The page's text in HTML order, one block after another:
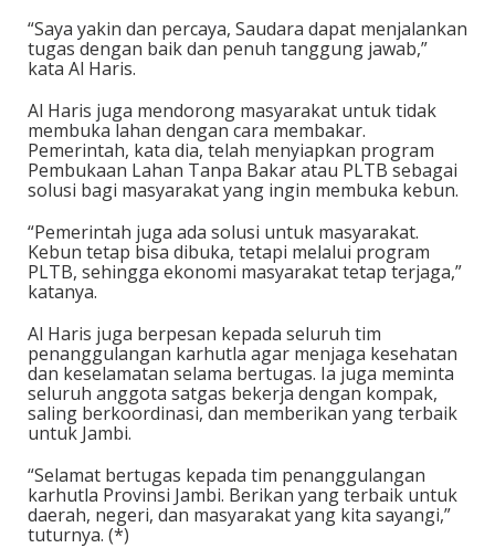
“Saya yakin dan percaya, Saudara dapat menjalankan
tugas dengan baik dan penuh tanggung jawab,”
kata Al Haris.
Al Haris juga mendorong masyarakat untuk tidak
membuka lahan dengan cara membakar.
Pemerintah, kata dia, telah menyiapkan program
Pembukaan Lahan Tanpa Bakar atau PLTB sebagai
solusi bagi masyarakat yang ingin membuka kebun.
“Pemerintah juga ada solusi untuk masyarakat.
Kebun tetap bisa dibuka, tetapi melalui program
PLTB, sehingga ekonomi masyarakat tetap terjaga,”
katanya.
Al Haris juga berpesan kepada seluruh tim
penanggulangan karhutla agar menjaga kesehatan
dan keselamatan selama bertugas. Ia juga meminta
seluruh anggota satgas bekerja dengan kompak,
saling berkoordinasi, dan memberikan yang terbaik
untuk Jambi.
“Selamat bertugas kepada tim penanggulangan
karhutla Provinsi Jambi. Berikan yang terbaik untuk
daerah, negeri, dan masyarakat yang kita sayangi,”
tuturnya. (*)